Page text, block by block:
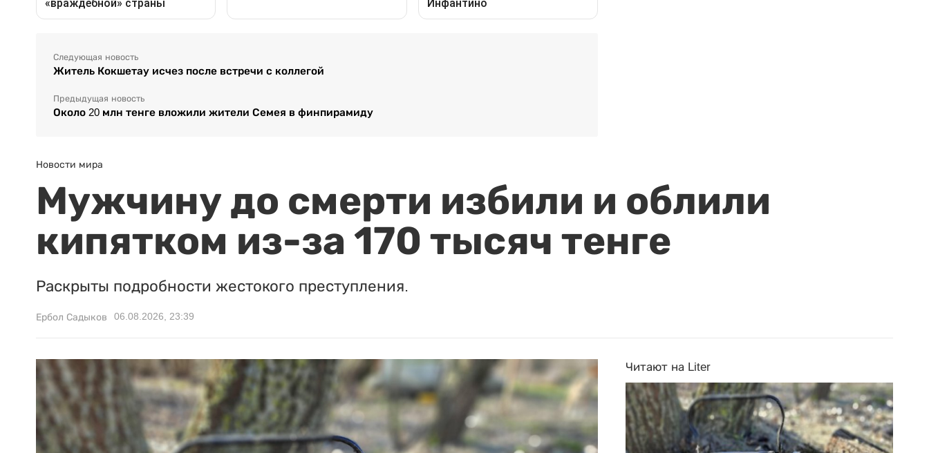
Следующая новость
Житель Кокшетау исчез после встречи с коллегой
Предыдущая новость
Около 20 млн тенге вложили жители Семея в финпирамиду
Новости мира
Мужчину до смерти избили и облили
кипятком из-за 170 тысяч тенге
Раскрыты подробности жестокого преступления.
Ербол Садыков 06.08.2026, 23:39
Читают на Liter